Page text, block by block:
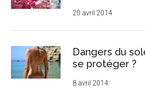
20 avril 2014
Dangers du
se protéger ?
8 avril 2014